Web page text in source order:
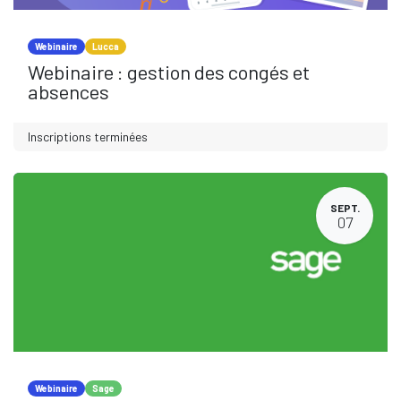
Webinaire Lucca
Webinaire : gestion des congés et
absences
Inscriptions terminées
SEPT.
07
Webinaire Sage